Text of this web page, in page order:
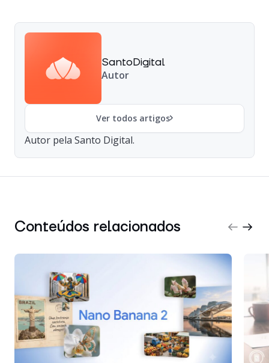
SantoDigital
Autor
Ver todos artigos
Autor pela Santo Digital.
Conteúdos relacionados